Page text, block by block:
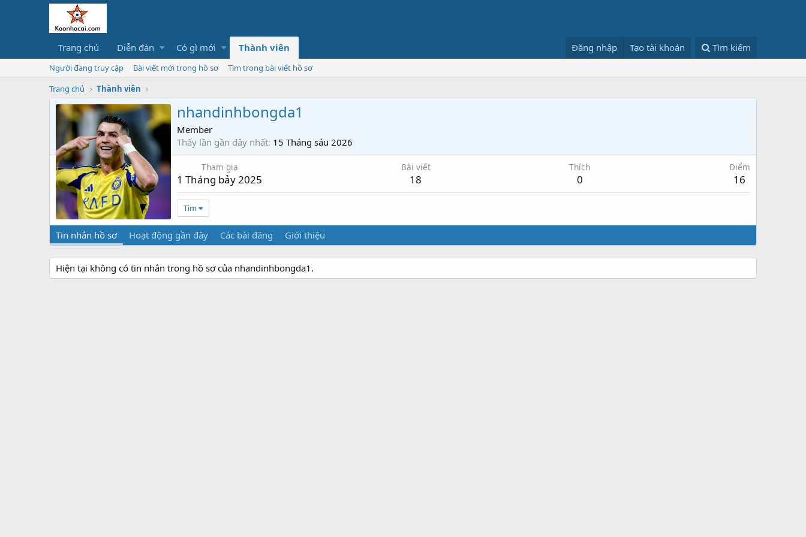
Trang chủ Diễn đàn Có gì mới Thành viên Đăng nhập Tạo tài khoản Tìm kiếm
Người đang truy cập Bài viết mới trong hồ sơ
Tìm trong bài viết hồ sơ
Trang chủ
Thành viên
nhandinhbongda1
Member
Thấy lần gần đây nhất 15 Tháng sáu 2026
Tham gia
1 Tháng bảy 2025
Bài viết
18
Thích
0
Điểm
16
Tìm
Tin nhắn hồ sơ Hoạt động gần đây Các bài đăng Giới thiệu
Hiện tại không có tin nhắn trong hồ sơ của nhandinhbongda1.